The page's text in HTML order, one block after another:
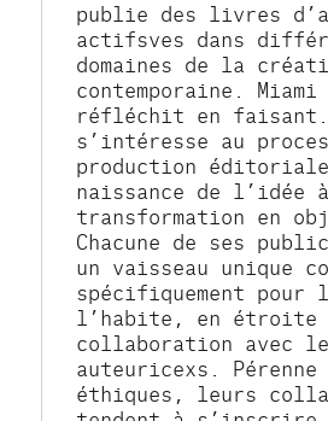
publie des livres
actifsves dans
domaines de la
contemporaine. Miami
réfléchit en
s’intéresse au
production
naissance de l’idée
transformation en
Chacune de ses
un vaisseau unique
spécifiquement pour
l’habite, en étroite
collaboration avec
auteuricexs.
éthiques, leurs